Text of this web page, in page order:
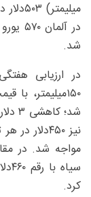
شد.
شد؛
مواجه شد. در
کرد.